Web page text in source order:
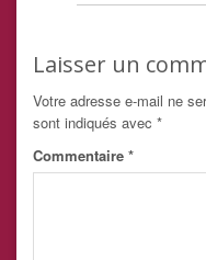
Laisser un
Votre adresse e-mail ne
sont indiqués avec *
Commentaire *